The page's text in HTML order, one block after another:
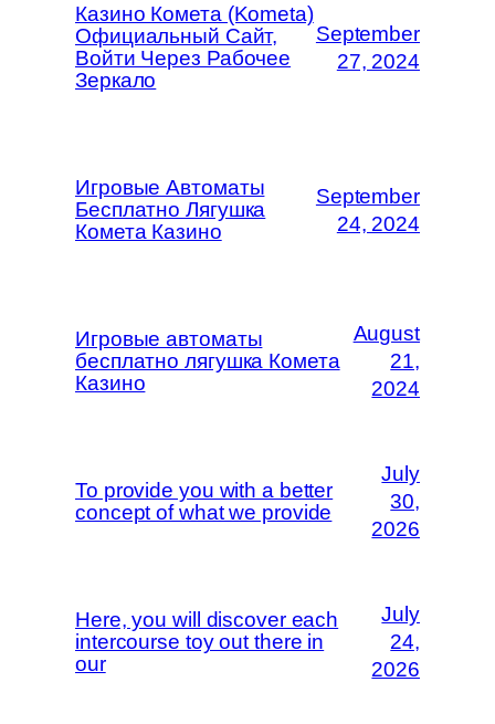
Казино Комета (Kometa)
Официальный Сайт,
Войти Через Рабочее
Зеркало
September
27, 2024
Игровые Автоматы
Бесплатно Лягушка
Комета Казино
September
24, 2024
Игровые автоматы
бесплатно лягушка Комета
Казино
August
21,
2024
To provide you with a better
concept of what we provide
July
30,
2026
Here, you will discover each
intercourse toy out there in
our
July
24,
2026